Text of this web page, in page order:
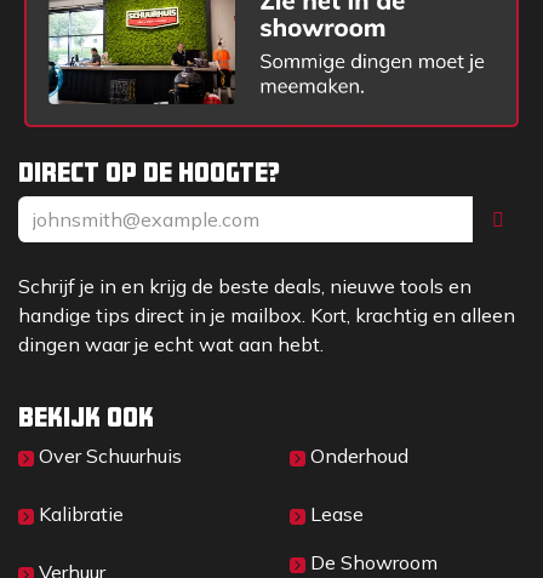
Direct op de hoogte?
Schrijf je in en krijg de beste deals, nieuwe tools en
handige tips direct in je mailbox. Kort, krachtig en alleen
dingen waar je echt wat aan hebt.
Bekijk ook
Over Sc​huurhuis
Kalibratie
Verhuur
Onderhoud
Lease
De Showroom